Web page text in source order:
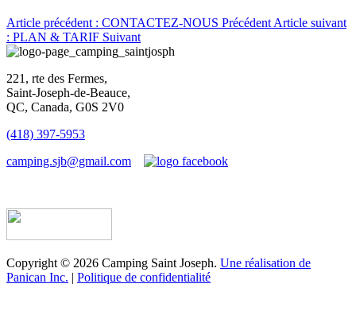
Article précédent : CONTACTEZ-NOUS Précédent Article suivant
: PLAN & TARIF Suivant
221, rte des Fermes,
Saint-Joseph-de-Beauce,
QC, Canada, G0S 2V0
(418) 397-5953
camping.sjb@gmail.com
Copyright © 2026 Camping Saint Joseph. Une réalisation de
Panican Inc. | Politique de confidentialité